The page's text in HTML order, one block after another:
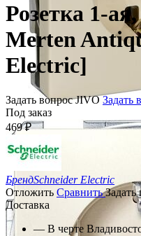
Розетка 1-
Merten
Electric]
Задать вопрос JIVO Задать
Под заказ
469 ₽
БрендSchneider Electric
Отложить СравнитьЗадать
Доставка
— В черте